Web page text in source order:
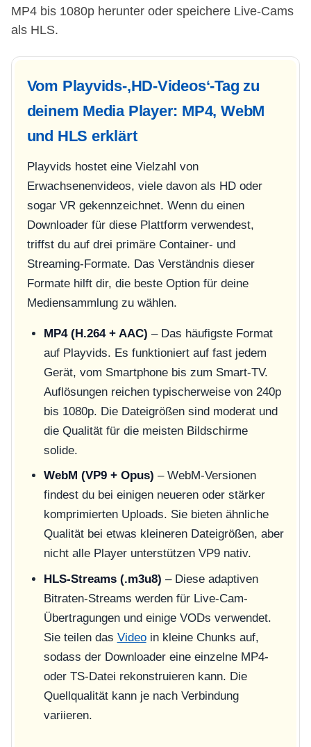
MP4 bis 1080p herunter oder speichere Live-Cams
als HLS.
Vom Playvids-‚HD-Videos‘-Tag zu
deinem Media Player: MP4, WebM
und HLS erklärt
Playvids hostet eine Vielzahl von
Erwachsenenvideos, viele davon als HD oder
sogar VR gekennzeichnet. Wenn du einen
Downloader für diese Plattform verwendest,
triffst du auf drei primäre Container- und
Streaming-Formate. Das Verständnis dieser
Formate hilft dir, die beste Option für deine
Mediensammlung zu wählen.
MP4 (H.264 + AAC) – Das häufigste Format
auf Playvids. Es funktioniert auf fast jedem
Gerät, vom Smartphone bis zum Smart-TV.
Auflösungen reichen typischerweise von 240p
bis 1080p. Die Dateigrößen sind moderat und
die Qualität für die meisten Bildschirme
solide.
WebM (VP9 + Opus) – WebM-Versionen
findest du bei einigen neueren oder stärker
komprimierten Uploads. Sie bieten ähnliche
Qualität bei etwas kleineren Dateigrößen, aber
nicht alle Player unterstützen VP9 nativ.
HLS-Streams (.m3u8) – Diese adaptiven
Bitraten-Streams werden für Live-Cam-
Übertragungen und einige VODs verwendet.
Sie teilen das Videoin kleine Chunks auf,
sodass der Downloader eine einzelne MP4-
oder TS-Datei rekonstruieren kann. Die
Quellqualität kann je nach Verbindung
variieren.